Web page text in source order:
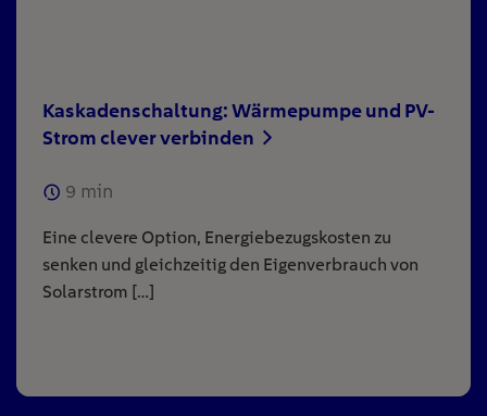
Kaskadenschaltung: Wärmepumpe und PV-
Strom clever verbinden
9 min
Eine clevere Option, Energiebezugskosten zu
senken und gleichzeitig den Eigenverbrauch von
Solarstrom […]